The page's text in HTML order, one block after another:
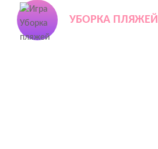
УБОРКА ПЛЯЖЕЙ